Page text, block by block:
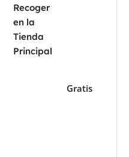
Recoger
en la
Tienda
Principal
Gratis